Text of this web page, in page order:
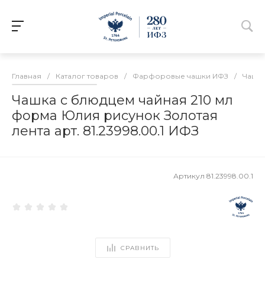
Главная / Каталог товаров / Фарфоровые чашки ИФЗ /
Чашка с блюдцем чайная 210 мл
форма Юлия рисунок Золотая
лента арт. 81.23998.00.1 ИФЗ
Артикул 81.23998.00.1
СРАВНИТЬ